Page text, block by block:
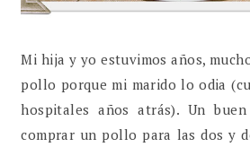
Mi hija y yo estuvimos años,
pollo porque mi marido lo odia
hospitales años atrás). Un
comprar un pollo para las dos y